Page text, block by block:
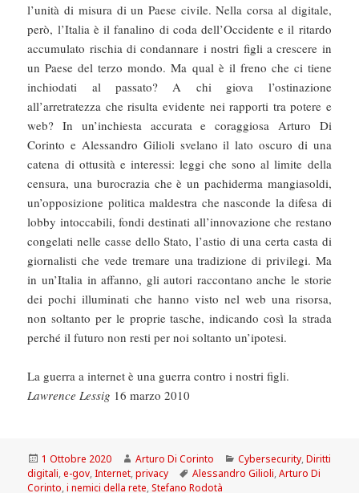
l’unità di misura di un Paese civile. Nella corsa al digitale,
però, l’Italia è il fanalino di coda dell’Occidente e il ritardo
accumulato rischia di condannare i nostri figli a crescere in
un Paese del terzo mondo. Ma qual è il freno che ci tiene
inchiodati al passato? A chi giova l’ostinazione
all’arretratezza che risulta evidente nei rapporti tra potere e
web? In un’inchiesta accurata e coraggiosa Arturo Di
Corinto e Alessandro Gilioli svelano il lato oscuro di una
catena di ottusità e interessi: leggi che sono al limite della
censura, una burocrazia che è un pachiderma mangiasoldi,
un’opposizione politica maldestra che nasconde la difesa di
lobby intoccabili, fondi destinati all’innovazione che restano
congelati nelle casse dello Stato, l’astio di una certa casta di
giornalisti che vede tremare una tradizione di privilegi. Ma
in un’Italia in affanno, gli autori raccontano anche le storie
dei pochi illuminati che hanno visto nel web una risorsa,
non soltanto per le proprie tasche, indicando così la strada
perché il futuro non resti per noi soltanto un’ipotesi.
La guerra a internet è una guerra contro i nostri figli.
Lawrence Lessig 16 marzo 2010
Scritto
il
1 Ottobre 2020 Autore
Arturo Di Corinto Categorie
Cybersecurity,Diritti
digitali,e-gov,Internet,privacy Tag
Alessandro Gilioli,Arturo Di
Corinto,i nemici della rete,Stefano Rodotà